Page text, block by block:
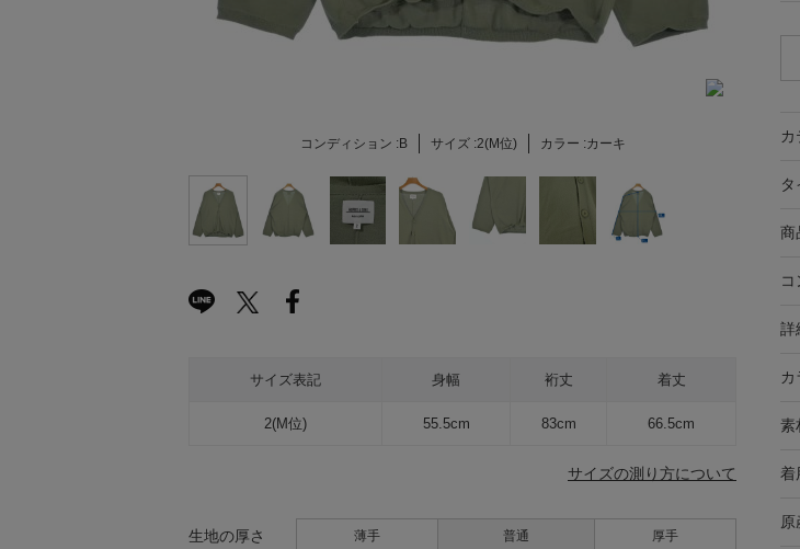
コンディション :B サイズ :2(M位) カラー :カーキ
サイズ表記 身幅 裄丈 着丈
2(M位) 55.5cm 83cm 66.5cm
サイズの測り方について
生地の厚さ 薄手 普通 厚手
カ
タ
商
詳
カ
素
着
原